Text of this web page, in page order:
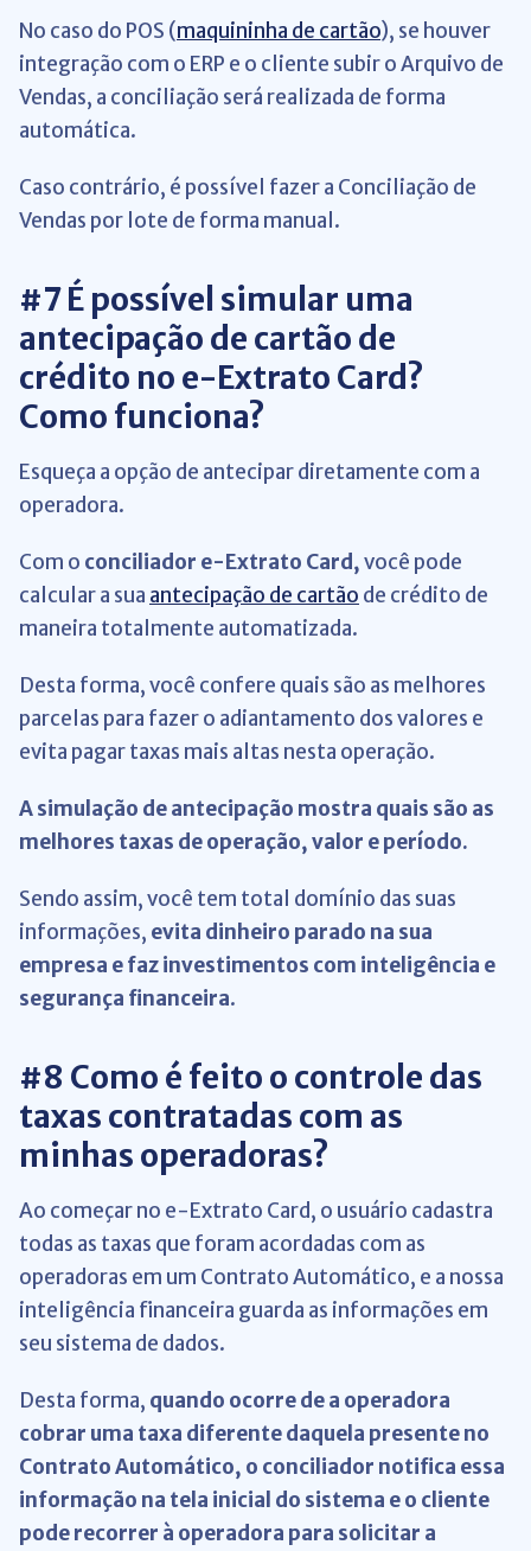
No caso do POS (maquininha de cartão), se houver
integração com o ERP e o cliente subir o Arquivo de
Vendas, a conciliação será realizada de forma
automática.
Caso contrário, é possível fazer a Conciliação de
Vendas por lote de forma manual.
#7 É possível simular uma
antecipação de cartão de
crédito no e-Extrato Card?
Como funciona?
Esqueça a opção de antecipar diretamente com a
operadora.
Com o conciliador e-Extrato Card,você pode
calcular a sua antecipação de cartão de crédito de
maneira totalmente automatizada.
Desta forma, você confere quais são as melhores
parcelas para fazer o adiantamento dos valores e
evita pagar taxas mais altas nesta operação.
A simulação de antecipação mostra quais são as
melhores taxas de operação, valor e período.
Sendo assim, você tem total domínio das suas
informações, evita dinheiro parado na sua
empresa e faz investimentos com inteligência e
segurança financeira.
#8 Como é feito o controle das
taxas contratadas com as
minhas operadoras?
Ao começar no e-Extrato Card, o usuário cadastra
todas as taxas que foram acordadas com as
operadoras em um Contrato Automático, e a nossa
inteligência financeira guarda as informações em
seu sistema de dados.
Desta forma, quando ocorre de a operadora
cobrar uma taxa diferente daquela presente no
Contrato Automático, o conciliador notifica essa
informação na tela inicial do sistema e o cliente
pode recorrer à operadora para solicitar a